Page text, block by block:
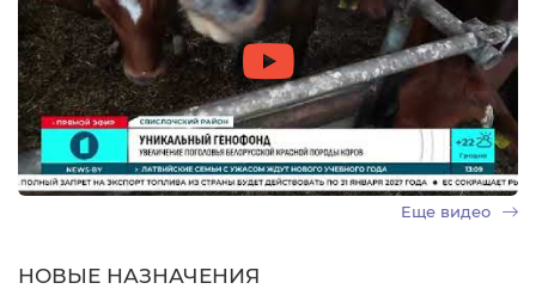
Еще видео
НОВЫЕ НАЗНАЧЕНИЯ